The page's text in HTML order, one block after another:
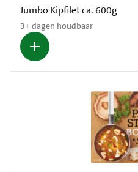
Jumbo Kipfilet ca. 600g
3+ dagen houdbaar